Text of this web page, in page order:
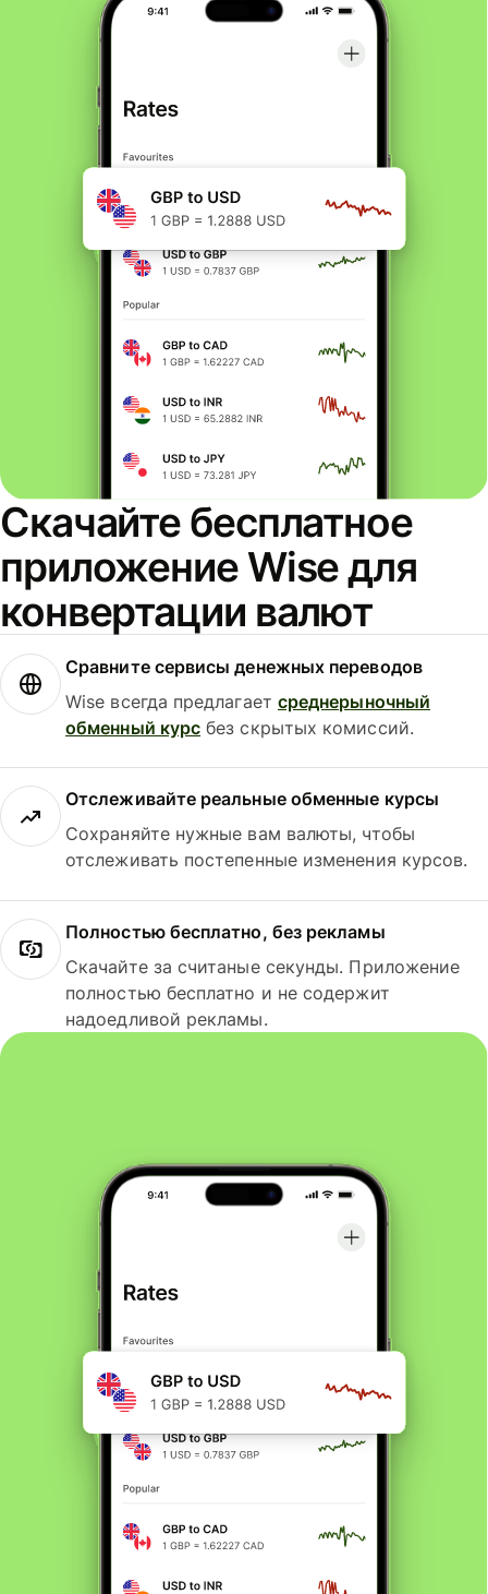
Скачайте бесплатное
приложение Wise для
конвертации валют
Сравните сервисы денежных переводов
Wise всегда предлагает среднерыночный
обменный курс без скрытых комиссий.
Отслеживайте реальные обменные курсы
Сохраняйте нужные вам валюты, чтобы
отслеживать постепенные изменения курсов.
Полностью бесплатно, без рекламы
Скачайте за считаные секунды. Приложение
полностью бесплатно и не содержит
надоедливой рекламы.